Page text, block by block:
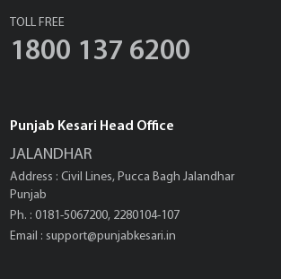
TOLL FREE
1800 137 6200
Punjab Kesari Head Office
JALANDHAR
Address : Civil Lines, Pucca Bagh Jalandhar
Punjab
Ph. : 0181-5067200, 2280104-107
Email : support@punjabkesari.in